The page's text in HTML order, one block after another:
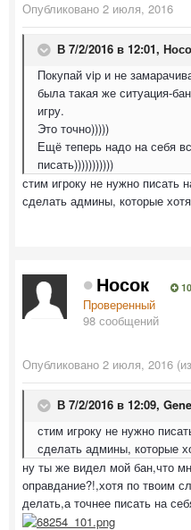
Опубликовано 2 июля, 2016
В 7/2/2016 в 12:01,
Покупай vip и не
была такая же ситуация-
игру.
Это точно)))))
Ещё теперь надо на себя
писать)))))))))))
стим игроку не нужно писать
сделать админы, которые
Носок 10
Проверенный
98 сообщений
Опубликовано 2 июля, 2016
В 7/2/2016 в 12:09,
стим игроку не нужно
сделать админы, которые
ну ты же видел мой бан,что
оправдание?!,хотя по твоим
делать,а точнее писать на